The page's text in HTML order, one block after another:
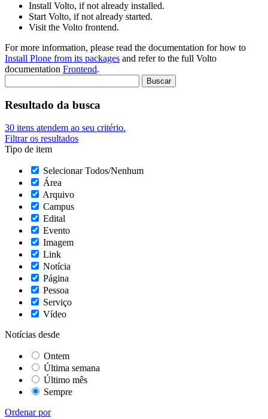
Install Volto, if not already installed.
Start Volto, if not already started.
Visit the Volto frontend.
For more information, please read the documentation for how to
Install Plone from its packages and refer to the full Volto
documentation Frontend.
Resultado da busca
30 itens atendem ao seu critério.
Filtrar os resultados
Tipo de item
Selecionar Todos/Nenhum
Área
Arquivo
Campus
Edital
Evento
Imagem
Link
Notícia
Página
Pessoa
Serviço
Vídeo
Notícias desde
Ontem
Última semana
Último mês
Sempre
Ordenar por